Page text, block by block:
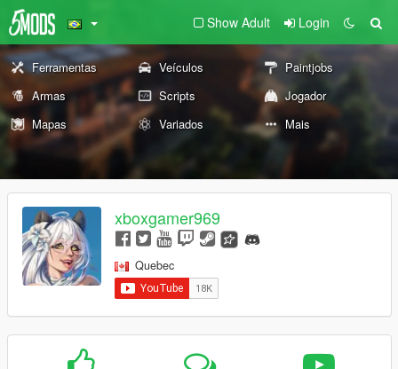
Show Adult Login
Ferramentas Veículos
Paintjobs
Armas
Scripts
Jogador
Mapas
Variados Mais
xboxgamer969
Quebec